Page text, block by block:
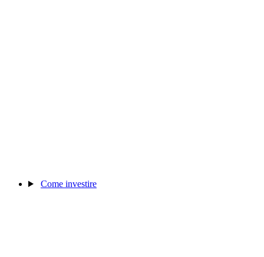
Come investire